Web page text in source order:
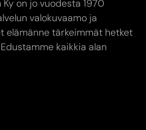
on jo vuodesta 1970
valokuvaamo ja
elämänne tärkeimmät hetket
kaikkia alan